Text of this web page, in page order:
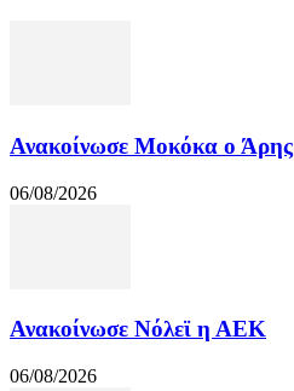
Ανακοίνωσε Μοκόκα ο Άρης
06/08/2026
Ανακοίνωσε Νόλεϊ η ΑΕΚ
06/08/2026